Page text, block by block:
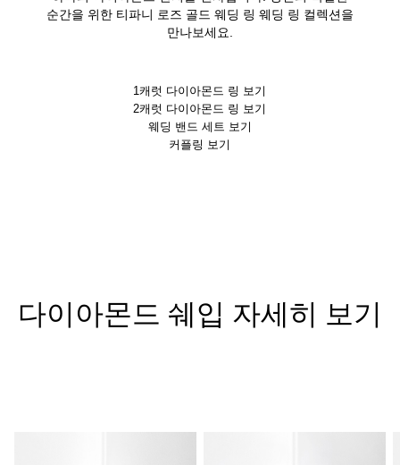
순간을 위한 티파니 로즈 골드 웨딩 링 웨딩 링 컬렉션을
만나보세요.
1캐럿 다이아몬드 링 보기
2캐럿 다이아몬드 링 보기
웨딩 밴드 세트 보기
커플링 보기
다이아몬드 쉐입 자세히 보기